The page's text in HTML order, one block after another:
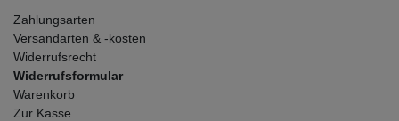
Zahlungsarten
Versandarten & -kosten
Widerrufsrecht
Widerrufsformular
Warenkorb
Zur Kasse